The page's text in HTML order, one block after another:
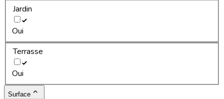
Jardin
Oui
Terrasse
Oui
Surface